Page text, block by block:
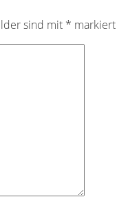
sind mit * markiert